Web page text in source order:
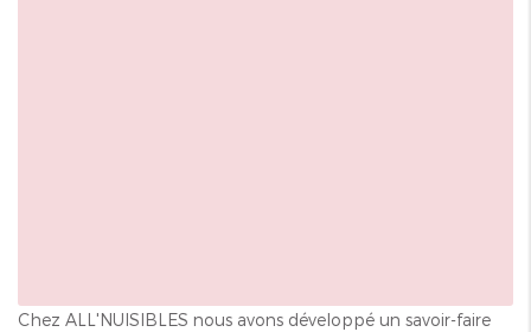
Chez ALL'NUISIBLES nous avons développé un savoir-faire